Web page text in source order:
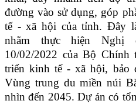
đường vào sử dụng, góp
tế - xã hội của tỉnh. Đây
nhằm thực hiện Nghị
10/02/2022 của Bộ
triển kinh tế - xã hội, bảo
Vùng trung du miền núi
nhìn đến 2045. Dự án có